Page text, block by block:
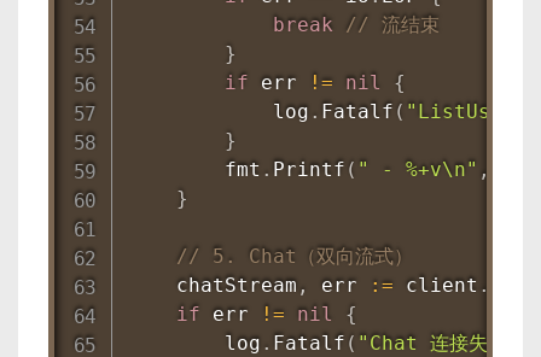
break
// 流结束
}
if err != nil
{
            log
. Fatalf ( "ListUsers
}
        fmt
. Printf ( " - %+v\n" ,
}
// 5. Chat（双向流式）
    chatStream
, err := client .
if err != nil
{
        log
. Fatalf ( "Chat 连接失败: